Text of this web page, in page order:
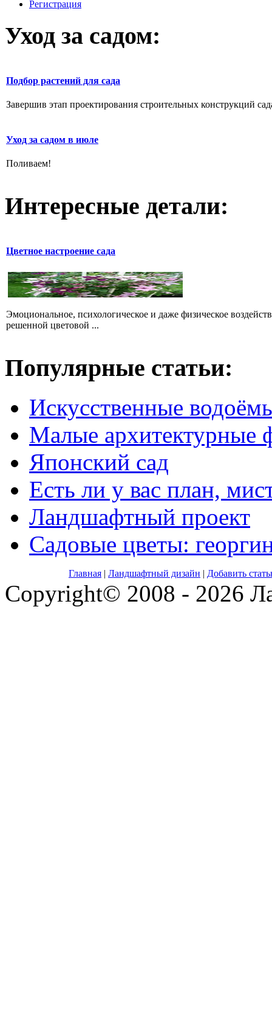
Регистрация
Уход за садом:
Подбор растений для сада
Завершив этап проектирования строительных конструкций
Уход за садом в июле
Поливаем!
Интересные детали:
Цветное настроение сада
Эмоциональное, психологическое и даже физическое
решенной цветовой ...
Популярные статьи:
Искусственные
Малые архитектурные
Японский сад
Есть ли у вас план,
Ландшафтный проект
Садовые цветы:
Главная | Ландшафтный дизайн | Добавить
Copyright© 2008 - 2026